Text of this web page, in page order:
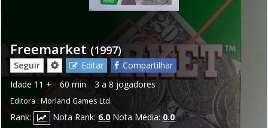
Freemarket (1997)
Seguir Editar
Compartilhar
Idade 11 + 60 min 3 a 8 jogadores
Editora : Morland Games Ltd.
Rank: Nota Rank: 6.0 Nota Média:0.0